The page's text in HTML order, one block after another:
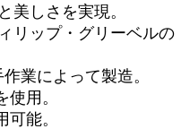
美しさを実現。
リップ・グリーベルの
業によって製造。
用。
能。